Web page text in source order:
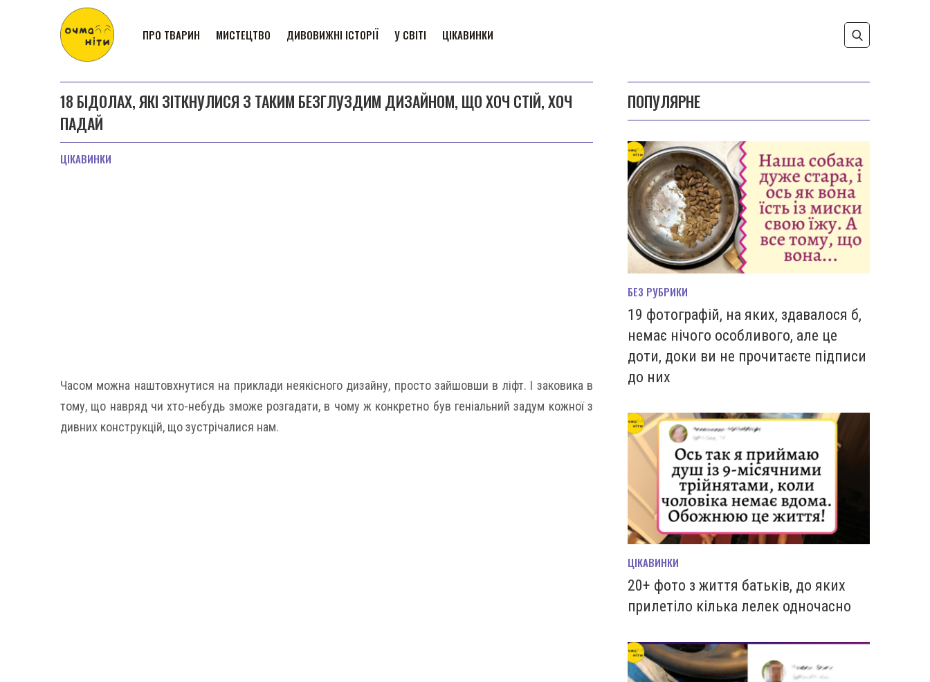
ПРО ТВАРИН МИСТЕЦТВО ДИВОВИЖНІ ІСТОРІЇ У СВІТІ ЦІКАВИНКИ
18 БІДОЛАХ, ЯКІ ЗІТКНУЛИСЯ З ТАКИМ БЕЗГЛУЗДИМ ДИЗАЙНОМ, ЩО ХОЧ СТІЙ, ХОЧ
ПАДАЙ
ЦІКАВИНКИ
Часом можна наштовхнутися на приклади неякісного дизайну, просто зайшовши в ліфт. І заковика в
тому, що навряд чи хто-небудь зможе розгадати, в чому ж конкретно був геніальний задум кожної з
дивних конструкцій, що зустрічалися нам.
ПОПУЛЯРНЕ
БЕЗ РУБРИКИ
19 фотографій, на яких, здавалося б,
немає нічого особливого, але це
доти, доки ви не прочитаєте підписи
до них
ЦІКАВИНКИ
20+ фото з життя батьків, до яких
прилетіло кілька лелек одночасно